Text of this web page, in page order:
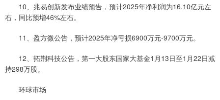
10、兆易创新发布业绩预告，预计2025年净利润为16.10亿元左
右，同比预增46%左右。
11、盈方微公告，预计2025年净亏损6900万元-9700万元。
12、拓荆科技公告，第一大股东国家大基金1月13日至1月22日减
持298万股。
环球市场